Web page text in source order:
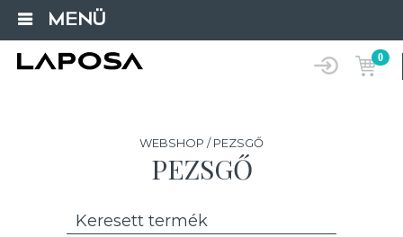
MENÜ
0
WEBSHOP / PEZSGŐ
PEZSGŐ